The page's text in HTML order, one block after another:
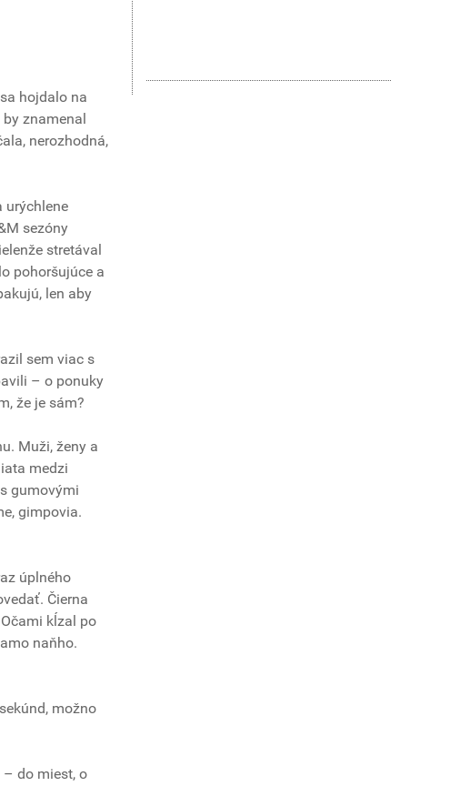
hojdalo na
znamenal
nerozhodná,
urýchlene
sezóny
stretával
pohoršujúce a
len aby
sem viac s
– o ponuky
že je sám?
Muži, ženy a
medzi
gumovými
gimpovia.
úplného
Čierna
kĺzal po
naňho.
možno
do miest, o